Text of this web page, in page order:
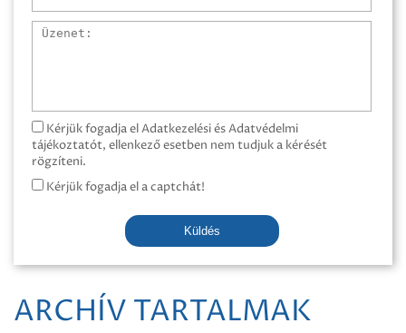
Üzenet
Kérjük fogadja el Adatkezelési és Adatvédelmi
tájékoztatót, ellenkező esetben nem tudjuk a kérését
rögzíteni.
Kérjük fogadja el a captchát!
Küldés
ARCHÍV TARTALMAK